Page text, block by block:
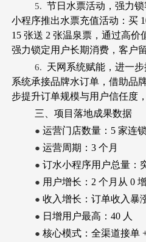
5. 节日水票活动，强力
小程序推出水票充值活动：买
15 张送 2 张温泉票，通过高价
强力锁定用户长期消费，客户
6.
天网系统赋能，进一
系统承接品牌水订单，借助品
步提升订单规模与用户信任度
三、项目落地成果数据
● 运营门店数量：5 家连
● 运营周期：3 个月
● 订水小程序用户总量：
● 用户增长：2 个月从 0
● 收入增长：订单收入暴
● 日增用户最高：40 人
● 核心模式：全渠道接单